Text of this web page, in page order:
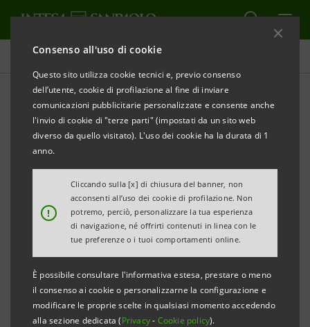
Consenso all'uso di cookie
Questo sito utilizza cookie tecnici e, previo consenso
dell’utente, cookie di profilazione al fine di inviare
comunicazioni pubblicitarie personalizzate e consente anche
l'invio di cookie di "terze parti" (impostati da un sito web
diverso da quello visitato). L'uso dei cookie ha la durata di 1
anno.
!
Cliccando sulla [x] di chiusura del banner, non
acconsenti all’uso dei cookie di profilazione. Non
potremo, perciò, personalizzare la tua esperienza
di navigazione, né offrirti contenuti in linea con le
tue preferenze o i tuoi comportamenti online.
È possibile consultare l'informativa estesa, prestare o meno
il consenso ai cookie o personalizzarne la configurazione e
modificare le proprie scelte in qualsiasi momento accedendo
alla sezione dedicata (Privacy- Cookie policy).
Investor relations
Prospetti
STAMPA AGGIORNA
Qui si trovano tutti i prospetti relativi ai titoli emessi
da Intesa Sanpaolo dal 1° gennaio 2007, data di
decorrenza della fusione tra Banca Intesa e Sanpaolo
IMI. Per i titoli emessi anteriormente a tale data, si
può fare riferimento ai precedenti siti delle due
banche, cliccando sui link qui sotto riportati.